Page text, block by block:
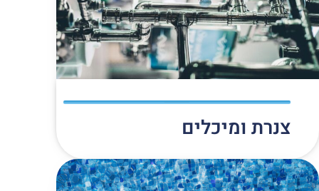
צנרת ומיכלים